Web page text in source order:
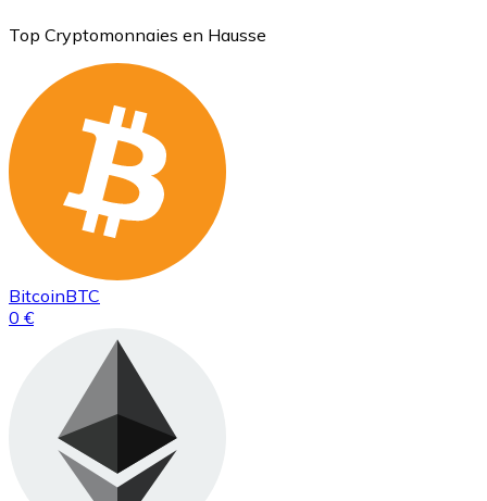
Top Cryptomonnaies en Hausse
BitcoinBTC
0 €